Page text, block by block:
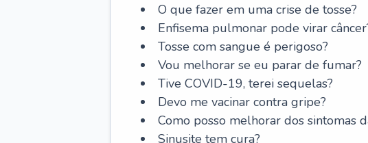
O que fazer em uma crise de tosse?
Enfisema pulmonar pode virar
Tosse com sangue é perigoso?
Vou melhorar se eu parar de fumar?
Tive COVID-19, terei sequelas?
Devo me vacinar contra gripe?
Como posso melhorar dos sintomas
Sinusite tem cura?